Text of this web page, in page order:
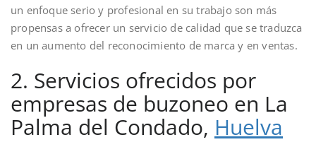
un enfoque serio y profesional en su trabajo son más
propensas a ofrecer un servicio de calidad que se traduzca
en un aumento del reconocimiento de marca y en ventas.
2. Servicios ofrecidos por
empresas de buzoneo en La
Palma del Condado, Huelva